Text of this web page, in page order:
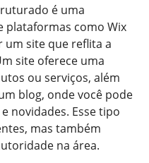
é uma
plataformas como Wix
um site que reflita a
site oferece uma
ou serviços, além
blog, onde você pode
novidades. Esse tipo
mas também
na área.